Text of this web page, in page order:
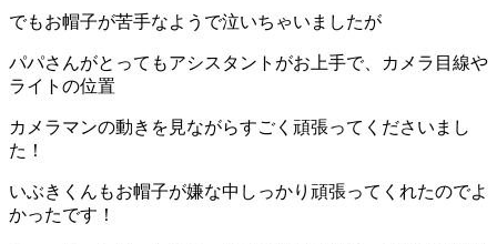
でもお帽子が苦手なようで泣いちゃいましたが
パパさんがとってもアシスタントがお上手で、カメラ目線や
ライトの位置
カメラマンの動きを見ながらすごく頑張ってくださいまし
た！
いぶきくんもお帽子が嫌な中しっかり頑張ってくれたのでよ
かったです！